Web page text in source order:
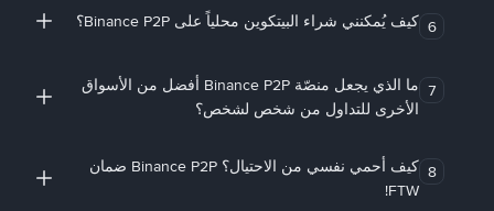
6 كيف يُمكنني شراء البيتكوين محلياً على Binance P2P؟
7
ما الذي يجعل منصّة Binance P2P أفضل من الأسواق
الأخرى للتداول من شخص لشخص؟
8
كيف أحمي نفسي من الاحتيال؟ Binance P2P ضمان
FTW!